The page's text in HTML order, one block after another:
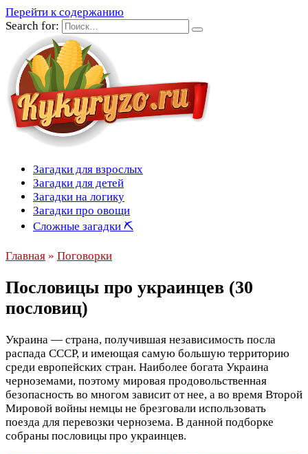
Перейти к содержанию
Search for:
Загадки для взрослых
Загадки для детей
Загадки на логику
Загадки про овощи
Сложные загадки ⛏
Главная » Поговорки
Пословицы про украинцев (30
пословиц)
Украина — страна, получившая независимость посла
распада СССР, и имеющая самую большую территорию
среди европейских стран. Наиболее богата Украина
черноземами, поэтому мировая продовольственная
безопасность во многом зависит от нее, а во время Второй
Мировой войны немцы не брезговали использовать
поезда для перевозки чернозема. В данной подборке
собраны пословицы про украинцев.